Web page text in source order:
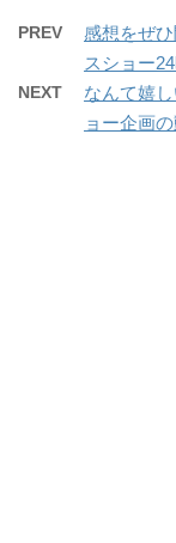
PREV
感想をぜ
スショー
NEXT
なんて嬉
ョー企画